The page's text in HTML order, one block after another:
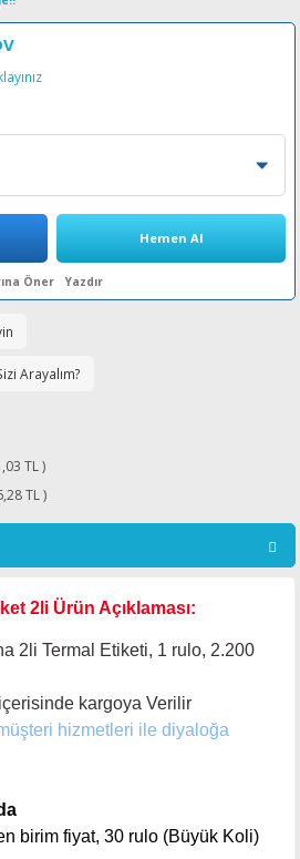
Hemen Al
Öner Yazdır
Arayalım?
TL )
TL )
2li Ürün Açıklaması:
2li Termal Etiketi, 1 rulo, 2.200
kargoya Verilir
hizmetleri ile diyaloğa
birim fiyat, 30 rulo (Büyük Koli)